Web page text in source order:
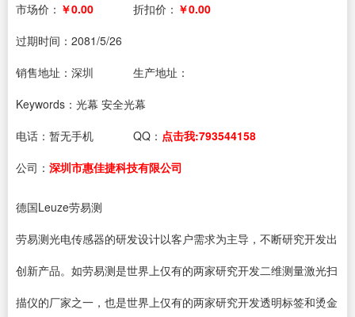
市场价： ￥0.00 折扣价： ￥0.00
过期时间： 2081/5/26
销售地址：深圳
生产地址：
Keywords：光幕 安全光幕
电话： 暂无手机 QQ： 点击我:793544158
公司： 深圳市惠佳捷科技有限公司
德国Leuze劳易测
劳易测光电传感器的研发设计以客户需求为主导，不断研究开发出
创新产品。如劳易测是世界上仅有的两家研究开发二维测量激光扫
描仪的厂家之一，也是世界上仅有的两家研究开发透明标签和烫金